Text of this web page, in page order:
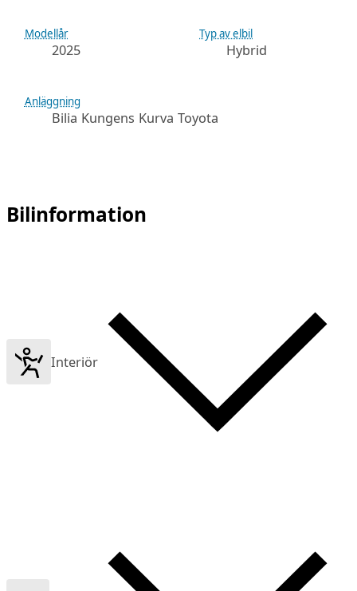
Modellår
2025
Typ av elbil
Hybrid
Anläggning
Bilia Kungens Kurva Toyota
Bilinformation
Interiör